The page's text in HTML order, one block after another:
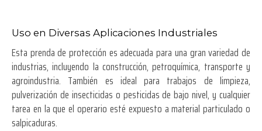
Uso en Diversas Aplicaciones Industriales
Esta prenda de protección es adecuada para una gran variedad de
industrias, incluyendo la construcción, petroquímica, transporte y
agroindustria. También es ideal para trabajos de limpieza,
pulverización de insecticidas o pesticidas de bajo nivel, y cualquier
tarea en la que el operario esté expuesto a material particulado o
salpicaduras.